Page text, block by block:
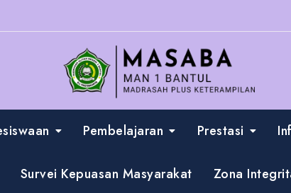
Pembelajaran Prestasi
Survei Kepuasan Masyarakat Zona